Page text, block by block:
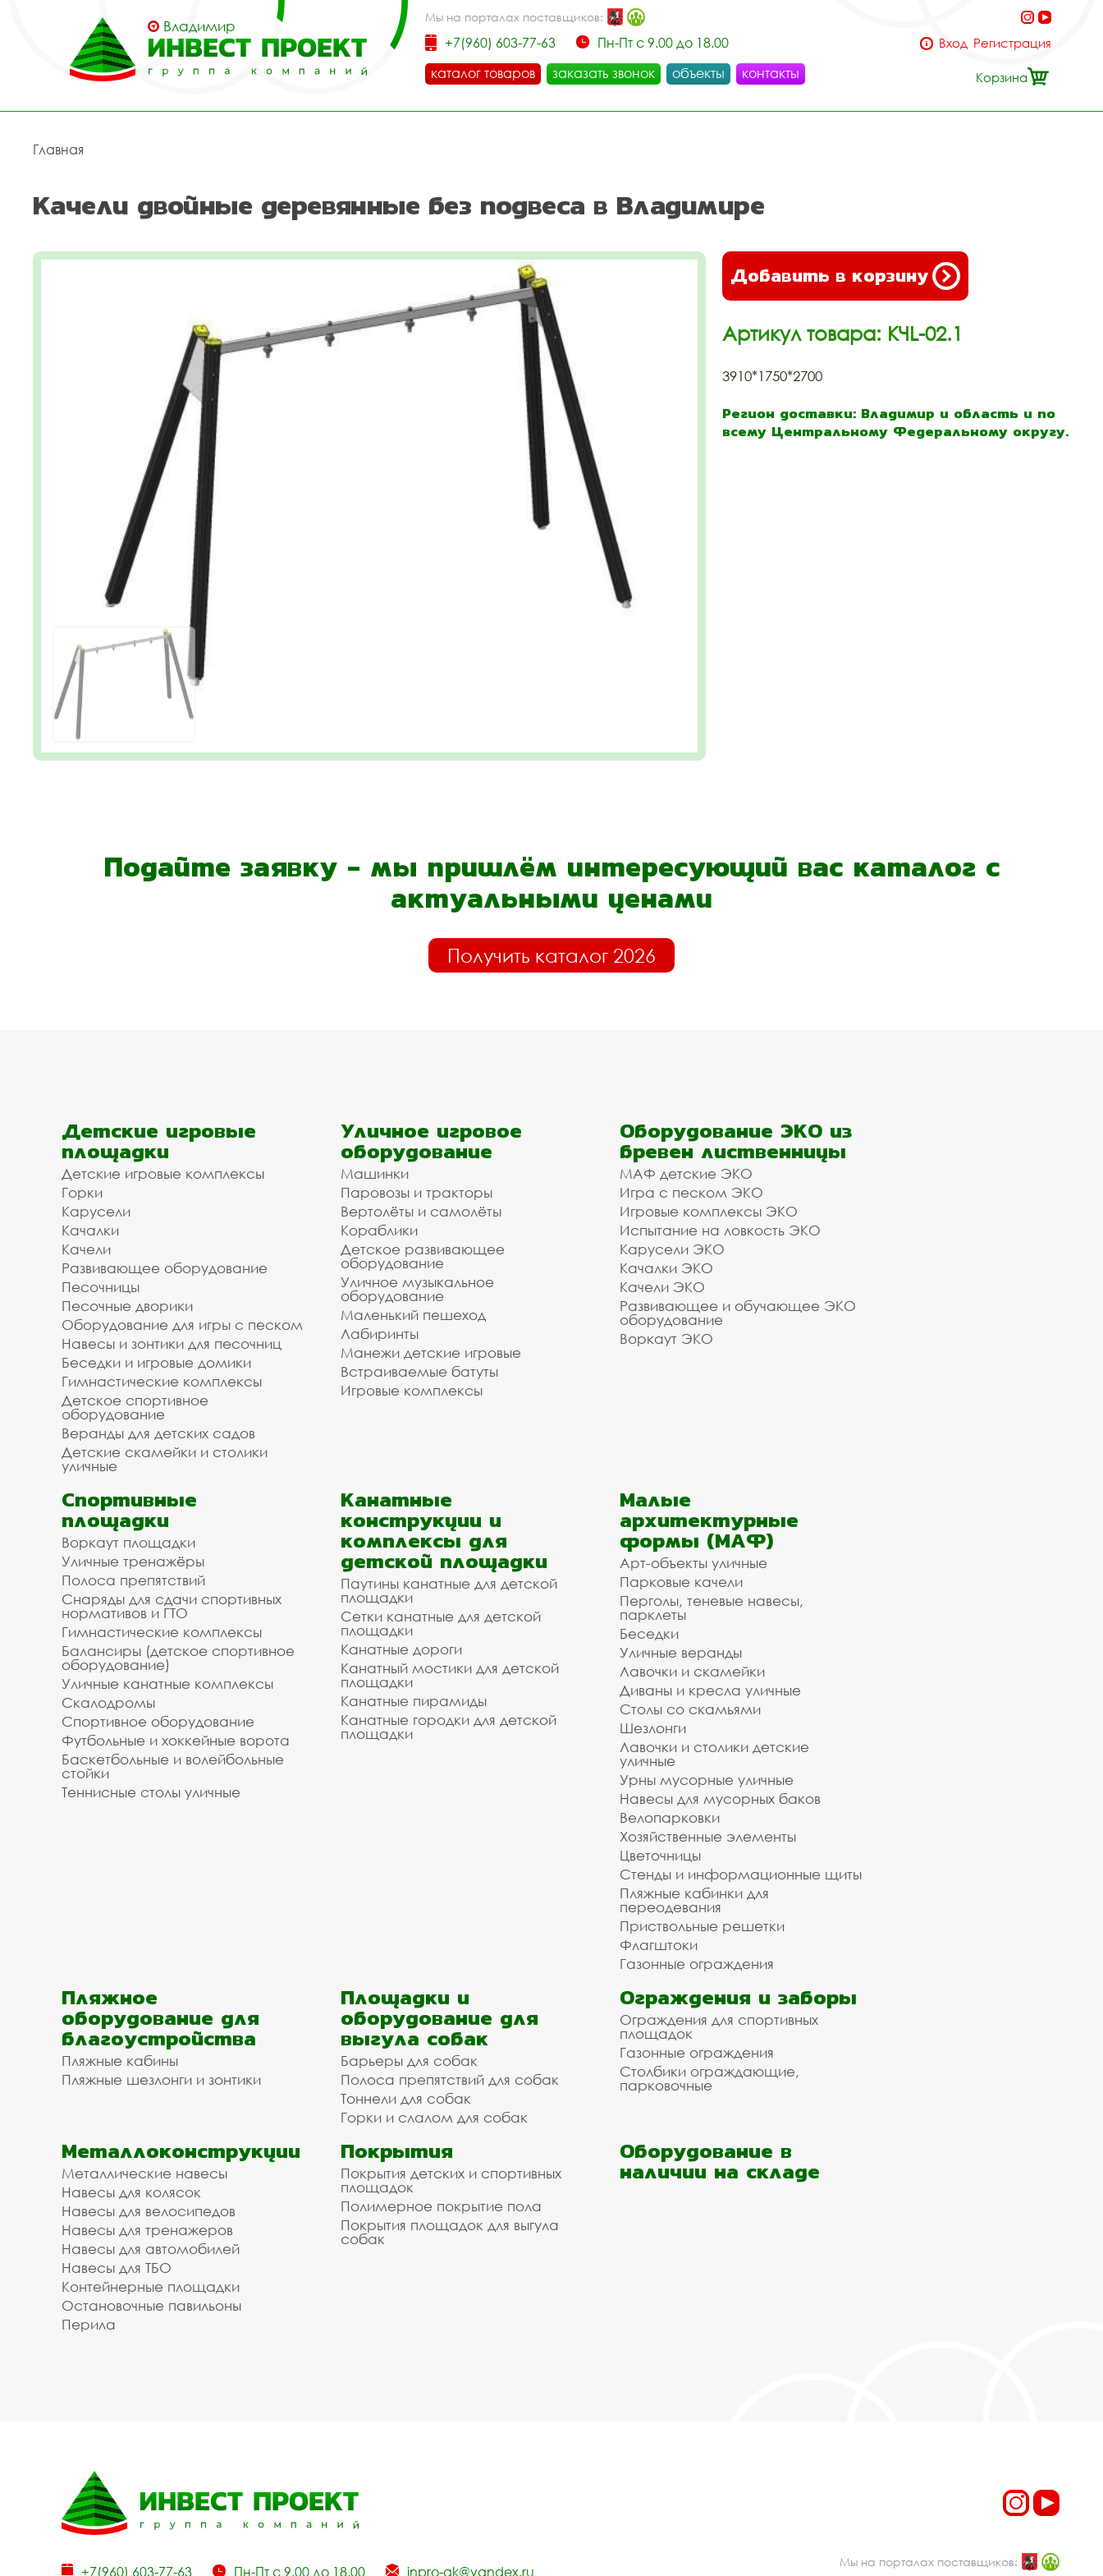
Владимир
Мы на порталах поставщиков:
+7(960) 603-77-63
Пн-Пт с 9.00 до 18.00
каталог товаров
заказать звонок объекты контакты
Вход Регистрация
Корзина
Главная
Качели двойные деревянные без подвеса в Владимире
Добавить в корзину
Артикул товара: КЧL-02.1
3910*1750*2700
Регион доставки: Владимир и область и по
всему Центральному Федеральному округу.
Подайте заявку - мы пришлём интересующий вас каталог с
актуальными ценами
Получить каталог 2026
Детские игровые
площадки
Детские игровые комплексы
Горки
Карусели
Качалки
Качели
Развивающее оборудование
Песочницы
Песочные дворики
Оборудование для игры с песком
Навесы и зонтики для песочниц
Беседки и игровые домики
Гимнастические комплексы
Детское спортивное
оборудование
Веранды для детских садов
Детские скамейки и столики
уличные
Уличное игровое
оборудование
Машинки
Паровозы и тракторы
Вертолёты и самолёты
Кораблики
Детское развивающее
оборудование
Уличное музыкальное
оборудование
Маленький пешеход
Лабиринты
Манежи детские игровые
Встраиваемые батуты
Игровые комплексы
Оборудование ЭКО из
бревен лиственницы
МАФ детские ЭКО
Игра с песком ЭКО
Игровые комплексы ЭКО
Испытание на ловкость ЭКО
Карусели ЭКО
Качалки ЭКО
Качели ЭКО
Развивающее и обучающее ЭКО
оборудование
Воркаут ЭКО
Спортивные
площадки
Воркаут площадки
Уличные тренажёры
Полоса препятствий
Снаряды для сдачи спортивных
нормативов и ГТО
Гимнастические комплексы
Балансиры (детское спортивное
оборудование)
Уличные канатные комплексы
Скалодромы
Спортивное оборудование
Футбольные и хоккейные ворота
Баскетбольные и волейбольные
стойки
Теннисные столы уличные
Канатные
конструкции и
комплексы для
детской площадки
Паутины канатные для детской
площадки
Сетки канатные для детской
площадки
Канатные дороги
Канатный мостики для детской
площадки
Канатные пирамиды
Канатные городки для детской
площадки
Малые
архитектурные
формы (МАФ)
Арт-объекты уличные
Парковые качели
Перголы, теневые навесы,
парклеты
Беседки
Уличные веранды
Лавочки и скамейки
Диваны и кресла уличные
Столы со скамьями
Шезлонги
Лавочки и столики детские
уличные
Урны мусорные уличные
Навесы для мусорных баков
Велопарковки
Хозяйственные элементы
Цветочницы
Стенды и информационные щиты
Пляжные кабинки для
переодевания
Приствольные решетки
Флагштоки
Газонные ограждения
Пляжное
оборудование для
благоустройства
Пляжные кабины
Пляжные шезлонги и зонтики
Площадки и
оборудование для
выгула собак
Барьеры для собак
Полоса препятствий для собак
Тоннели для собак
Горки и слалом для собак
Ограждения и заборы
Ограждения для спортивных
площадок
Газонные ограждения
Столбики ограждающие,
парковочные
Металлоконструкции
Металлические навесы
Навесы для колясок
Навесы для велосипедов
Навесы для тренажеров
Навесы для автомобилей
Навесы для ТБО
Контейнерные площадки
Остановочные павильоны
Перила
Покрытия
Покрытия детских и спортивных
площадок
Полимерное покрытие пола
Покрытия площадок для выгула
собак
Оборудование в
наличии на складе
+7(960) 603-77-63 Пн-Пт с 9.00 до 18.00 inpro-gk@yandex.ru
Мы на порталах поставщиков: